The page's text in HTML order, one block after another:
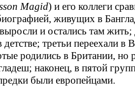
Magid) и его коллеги
живущих в
и остались там жить;
третьи переехали
родились в Британии, но
наконец, в пятой
были европейцами.